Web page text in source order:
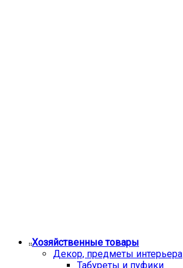
Хозяйственные товары
Декор, предметы интерьера
Табуреты и пуфики